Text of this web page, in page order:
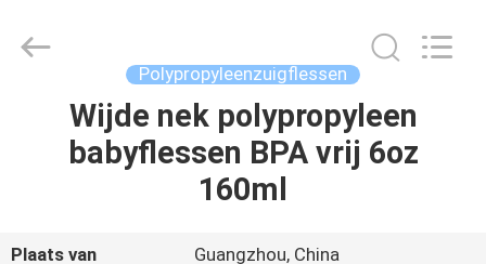
THUIS
VIDEOS
Infant
products
Polypropyleenzuigflessen
Wijde nek polypropyleen
babyflessen BPA vrij 6oz
160ml
Plaats van
Guangzhou, China